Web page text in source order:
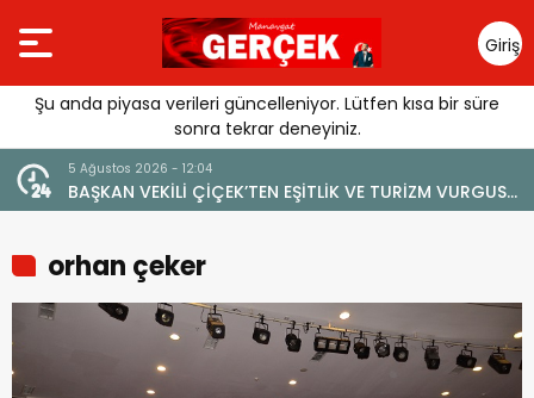
Giriş
Yap
Şu anda piyasa verileri güncelleniyor. Lütfen kısa bir süre
sonra tekrar deneyiniz.
2026 - 12:04
VEKİLİ ÇİÇEK’TEN EŞİTLİK VE TURİZM VURGUSU:
MARKA DEĞERİNE ZARAR VERİLMEMELİ”
YENİ BİR
orhan çeker